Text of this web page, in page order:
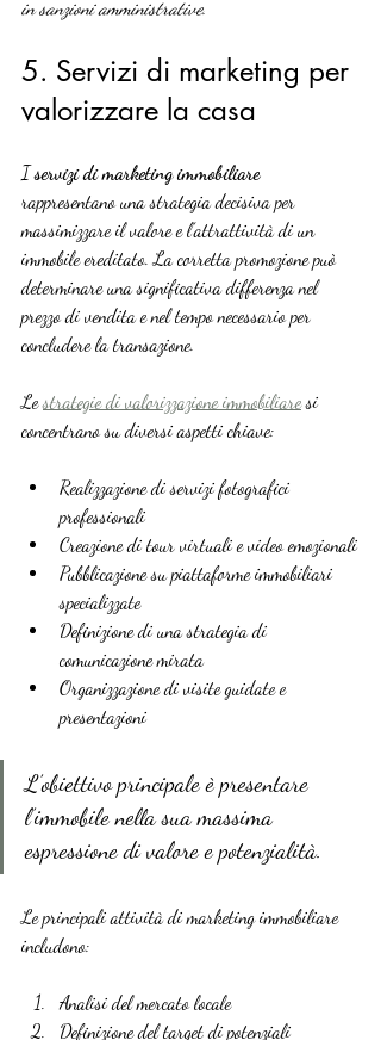
in sanzioni amministrative.
5. Servizi di marketing per
valorizzare la casa
I servizi di marketing immobiliare
rappresentano una strategia decisiva per
massimizzare il valore e l’attrattività di un
immobile ereditato. La corretta promozione può
determinare una significativa differenza nel
prezzo di vendita e nel tempo necessario per
concludere la transazione.
Le strategie di valorizzazione immobiliare si
concentrano su diversi aspetti chiave:
Realizzazione di servizi fotografici
professionali
Creazione di tour virtuali e video emozionali
Pubblicazione su piattaforme immobiliari
specializzate
Definizione di una strategia di
comunicazione mirata
Organizzazione di visite guidate e
presentazioni
L’obiettivo principale è presentare
l’immobile nella sua massima
espressione di valore e potenzialità.
Le principali attività di marketing immobiliare
includono:
Analisi del mercato locale
Definizione del target di potenziali